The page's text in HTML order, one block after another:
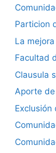
Particion
La
Facultad
Clausula
Aporte
Exclusión